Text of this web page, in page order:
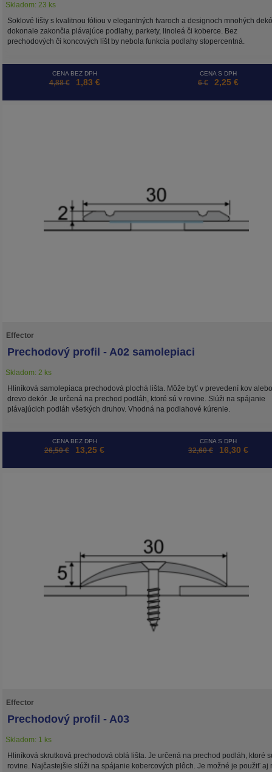
Skladom: 23 ks
Soklové lišty s kvalitnou fóliou v elegantných tvaroch a designoch mnohých
dokonale zakončia plávajúce podlahy, parkety, linoleá či koberce. Bez
prechodových či koncových líšt by nebola funkcia podlahy stopercentná.
CENA BEZ DPH
4,88 € 1,83 €
CENA S DPH
6 € 2,25 €
Effector
Prechodový profil - A02 samolepiaci
Skladom: 2 ks
Hliníková samolepiaca prechodová plochá lišta. Môže byť v prevedení kov alebo
drevo dekór. Je určená na prechod podláh, ktoré sú v rovine. Slúži na spájanie
plávajúcich podláh všetkých druhov. Vhodná na podlahové kúrenie.
CENA BEZ DPH
26,50 € 13,25 €
CENA S DPH
32,60 € 16,30 €
Effector
Prechodový profil - A03
Skladom: 1 ks
Hliníková skrutková prechodová oblá lišta. Je určená na prechod podláh, ktoré
rovine. Najčastejšie slúži na spájanie kobercových plôch. Je možné je použiť aj